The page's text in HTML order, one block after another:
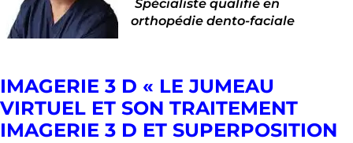
Spécialiste qualifié en
orthopédie dento-faciale
IMAGERIE 3 D « LE JUMEAU
VIRTUEL ET SON TRAITEMENT
IMAGERIE 3 D ET SUPERPOSITION